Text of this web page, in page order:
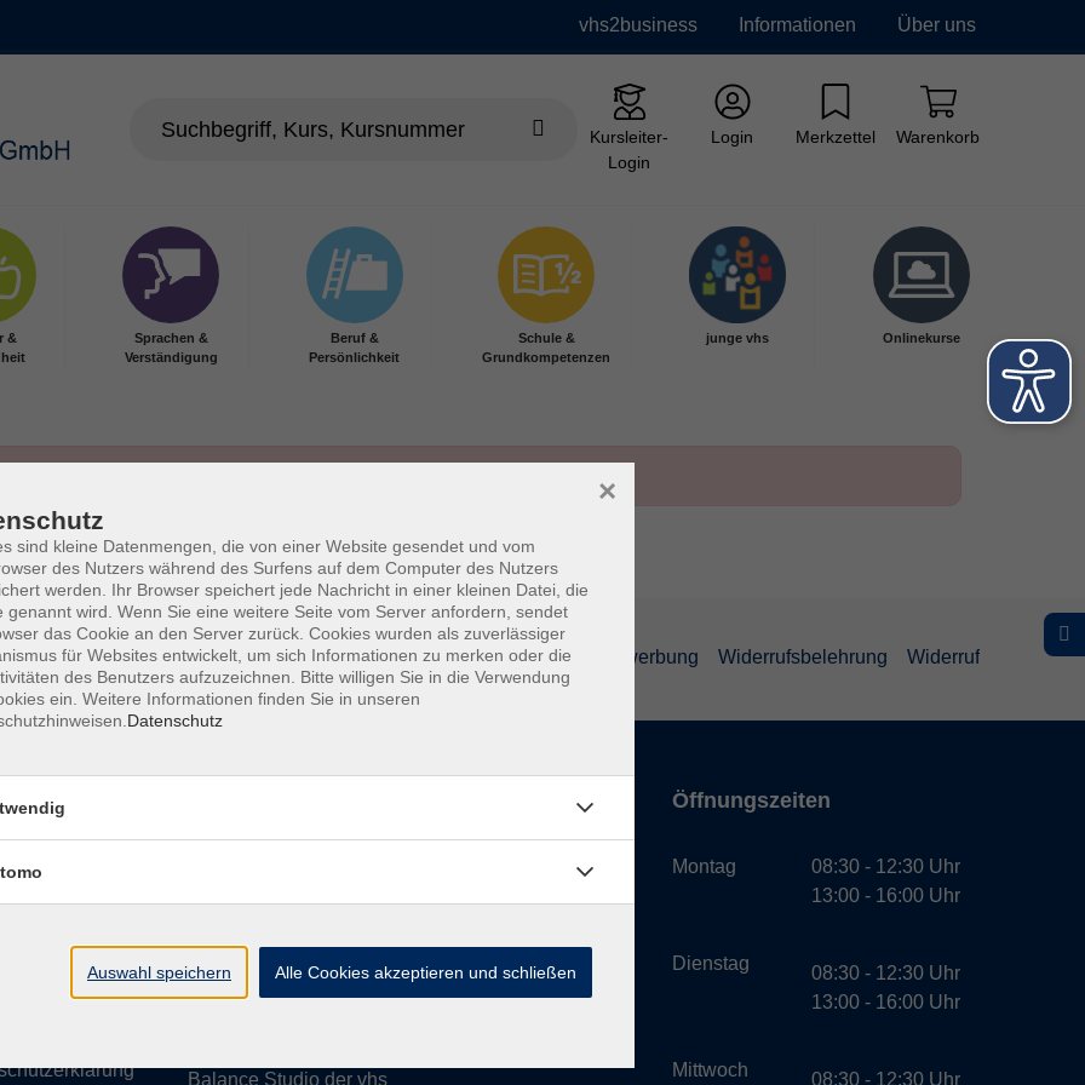
vhs2business Informationen Über uns
Kursleiter-
Login
Login Merkzettel Warenkorb
&
Sprachen &
Verständigung
Beruf &
Persönlichkeit
Schule &
Grundkompetenzen
junge vhs Onlinekurse
Barrierefreiheit AGB Datenschutzerklärung Datenschutz Bewerbung Widerrufsbelehrung Widerruf
Tel. 0961 48178-0
Fax 0961 48178-55
Balance Studio der vhs
Öffnungszeiten
Montag
Dienstag
Mittwoch
08:30 - 12:30 Uhr
13:00 - 16:00 Uhr
08:30 - 12:30 Uhr
13:00 - 16:00 Uhr
08:30 - 12:30 Uhr
sind kleine Datenmengen, die von einer Website gesendet und vom
des Nutzers während des Surfens auf dem Computer des Nutzers
werden. Ihr Browser speichert jede Nachricht in einer kleinen Datei, die
genannt wird. Wenn Sie eine weitere Seite vom Server anfordern, sendet
das Cookie an den Server zurück. Cookies wurden als zuverlässiger
für Websites entwickelt, um sich Informationen zu merken oder die
des Benutzers aufzuzeichnen. Bitte willigen Sie in die Verwendung
ein. Weitere Informationen finden Sie in unseren
Datenschutz
×
Auswahl speichern Alle Cookies akzeptieren und schließen